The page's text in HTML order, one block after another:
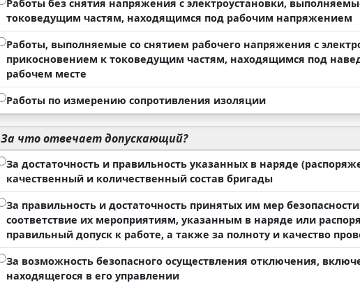
Работы без снятия напряжения с электроустановки,
токоведущим частям, находящимся под рабочим напряжением
Работы, выполняемые со снятием рабочего напряжения с
прикосновением к токоведущим частям, находящимся под
рабочем месте
Работы по измерению сопротивления изоляции
За что отвечает допускающий?
За достаточность и правильность указанных в наряде
качественный и количественный состав бригады
За правильность и достаточность принятых им мер
соответствие их мероприятиям, указанным в наряде или
правильный допуск к работе, а также за полноту и качество
За возможность безопасного осуществления отключения,
находящегося в его управлении